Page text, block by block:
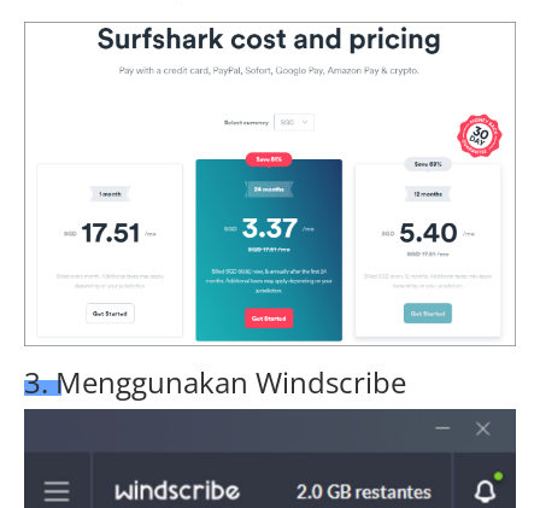
3. Menggunakan Windscribe